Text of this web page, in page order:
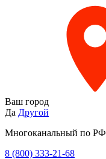
Ваш город
Да Другой
Многоканальный по РФ
8 (800) 333‑21-68